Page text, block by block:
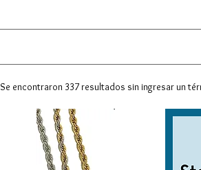
Se encontraron 337 resultados sin ingresar un